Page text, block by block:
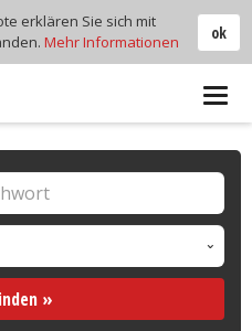
»
ok
erklären Sie sich mit
Mehr Informationen